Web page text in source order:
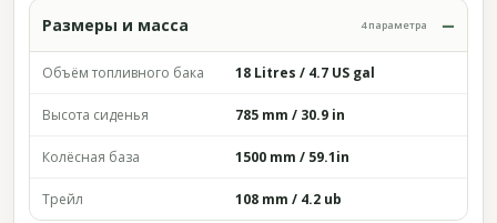
Размеры и масса 4 параметра
Объём топливного бака 18 Litres / 4.7 US gal
Высота сиденья 785 mm / 30.9 in
Колёсная база 1500 mm / 59.1in
Трейл 108 mm / 4.2 ub